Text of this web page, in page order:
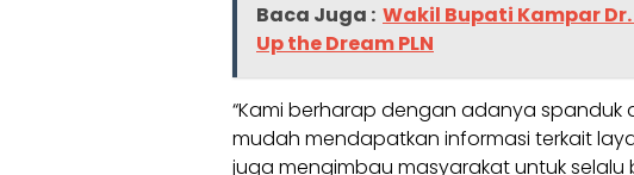
Baca Juga : Wakil Bupati Kampar
Up the Dream PLN
“Kami berharap dengan adanya spanduk
mudah mendapatkan informasi terkait
juga mengimbau masyarakat untuk